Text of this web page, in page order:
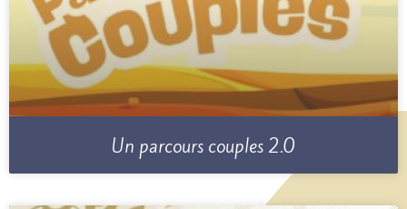
Un parcours couples 2.0